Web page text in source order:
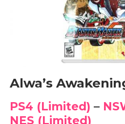
Alwa’s
PS4 (Limited) –
NES (Limited)